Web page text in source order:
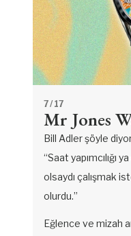
7/ 17
Mr Jones
Bill Adler şöyle
“Saat yapımcılığı
olsaydı çalışmak
olurdu.”
Eğlence ve mizah